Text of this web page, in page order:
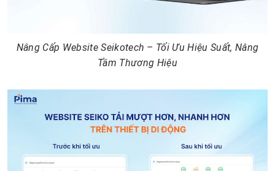
Nâng Cấp Website Seikotech – Tối Ưu Hiệu Suất, Nâng
Tầm Thương Hiệu